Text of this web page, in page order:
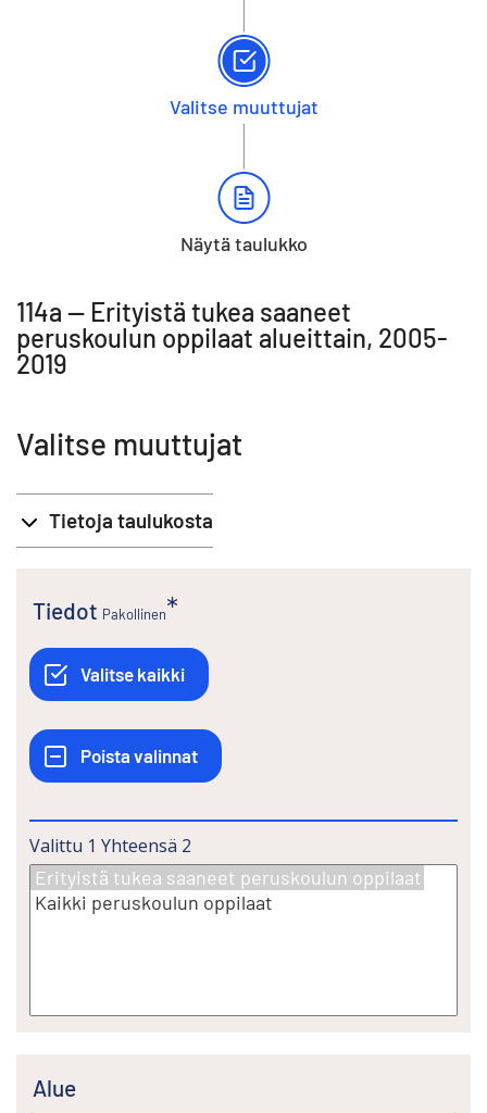
Valitse muuttujat
Näytä taulukko
114a -- Erityistä tukea saaneet
peruskoulun oppilaat alueittain, 2005-
2019
Valitse muuttujat
Tietoja taulukosta
Tiedot Pakollinen
Valittu 1 Yhteensä 2
Alue